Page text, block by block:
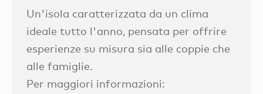
Un'isola caratterizzata da un clima
ideale tutto l'anno, pensata per offrire
esperienze su misura sia alle coppie che
alle famiglie.
Per maggiori informazioni: